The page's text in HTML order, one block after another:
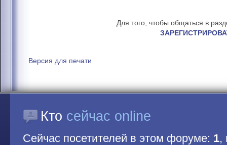
Для того, чтобы общаться в
Версия для печати
Кто сейчас online
Сейчас посетителей в этом форуме: 1,